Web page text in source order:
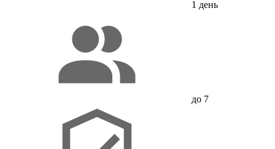
1 день
до 7